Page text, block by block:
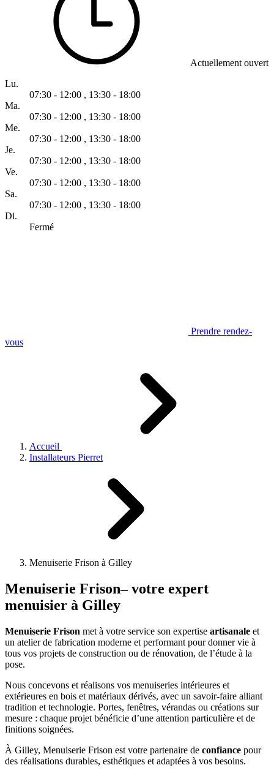
Actuellement ouvert
Lu.
07:30 - 12:00 , 13:30 - 18:00
Ma.
07:30 - 12:00 , 13:30 - 18:00
Me.
07:30 - 12:00 , 13:30 - 18:00
Je.
07:30 - 12:00 , 13:30 - 18:00
Ve.
07:30 - 12:00 , 13:30 - 18:00
Sa.
07:30 - 12:00 , 13:30 - 18:00
Di.
Fermé
Prendre rendez-
vous
Accueil
Installateurs Pierret
Menuiserie Frison à Gilley
Menuiserie Frison– votre expert
menuisier à Gilley
Menuiserie Frison met à votre service son expertise artisanale et
un atelier de fabrication moderne et performant pour donner vie à
tous vos projets de construction ou de rénovation, de l’étude à la
pose.
Nous concevons et réalisons vos menuiseries intérieures et
extérieures en bois et matériaux dérivés, avec un savoir-faire alliant
tradition et technologie. Portes, fenêtres, vérandas ou créations sur
mesure : chaque projet bénéficie d’une attention particulière et de
finitions soignées.
À Gilley, Menuiserie Frison est votre partenaire de confiance pour
des réalisations durables, esthétiques et adaptées à vos besoins.